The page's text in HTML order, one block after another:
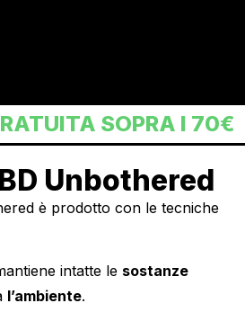
SOPRA I 70€
Unbothered
è prodotto con le tecniche
intatte le sostanze
l’ambiente.